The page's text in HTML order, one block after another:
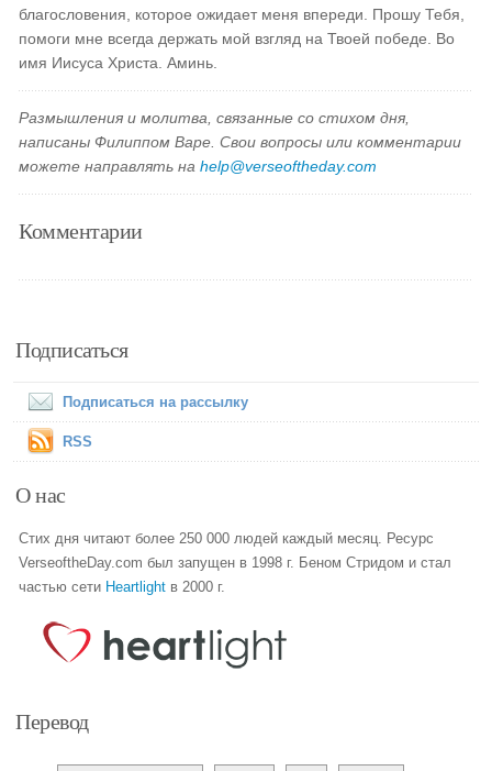
благословения, которое ожидает меня впереди. Прошу Тебя,
помоги мне всегда держать мой взгляд на Твоей победе. Во
имя Иисуса Христа. Аминь.
Размышления и молитва, связанные со стихом дня,
написаны Филиппом Варе. Свои вопросы или комментарии
можете направлять наhelp@verseoftheday.com
Комментарии
Подписаться
Подписаться на рассылку
RSS
О нас
Стих дня читают более 250 000 людей каждый месяц. Ресурс
VerseoftheDay.com был запущен в 1998 г. Беном Стридом и стал
частью сети Heartlight в 2000 г.
Перевод